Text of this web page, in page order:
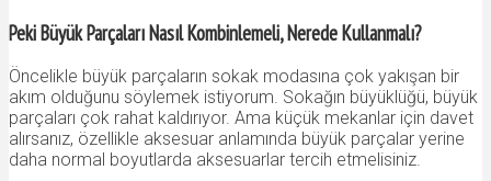
Peki Büyük Parçaları Nasıl Kombinlemeli, Nerede Kullanmalı?
Öncelikle büyük parçaların sokak modasına çok yakışan bir
akım olduğunu söylemek istiyorum. Sokağın büyüklüğü, büyük
parçaları çok rahat kaldırıyor. Ama küçük mekanlar için davet
alırsanız, özellikle aksesuar anlamında büyük parçalar yerine
daha normal boyutlarda aksesuarlar tercih etmelisiniz.